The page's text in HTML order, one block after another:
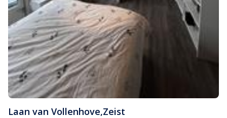
Laan van Vollenhove,Zeist